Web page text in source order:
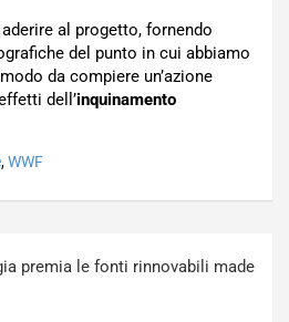
al progetto, fornendo
del punto in cui abbiamo
da compiere un’azione
dell’inquinamento
,WWF
premia le fonti rinnovabili made